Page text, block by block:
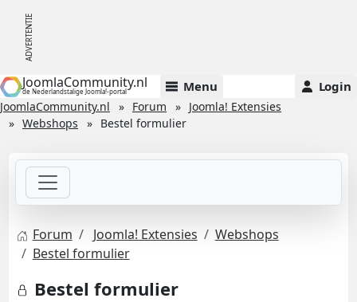
JoomlaCommunity.nl
de Nederlandstalige Joomla!-portal Menu Login
JoomlaCommunity.nl Forum
Joomla! Extensies
Webshops
Bestel formulier
Forum Joomla! Extensies
Webshops
Bestel formulier
Bestel formulier